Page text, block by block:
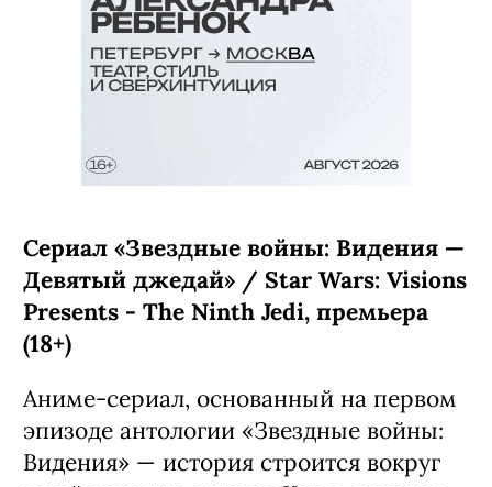
Сериал «Звездные войны: Видения —
Девятый джедай» / Star Wars: Visions
Presents - The Ninth Jedi, премьера
(18+)
Аниме-сериал, основанный на первом
эпизоде антологии «Звездные войны:
Видения» — история строится вокруг